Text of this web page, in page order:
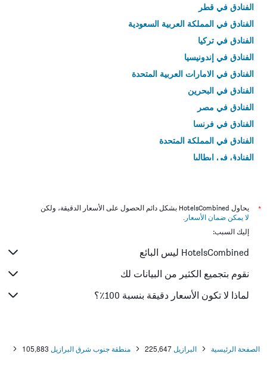
الفنادق في قطر
الفنادق في المملكة العربية السعودية
الفنادق في تركيا
الفنادق في إندونيسيا
الفنادق في الامارات العربية المتحدة
الفنادق في البحرين
الفنادق في مصر
الفنادق في فرنسا
الفنادق في المملكة المتحدة
الفنادق في إيطاليا
*
يحاول HotelsCombined بشكل دائم الحصول على الأسعار الدقيقة، ولكن
لا يمكن ضمان الأسعار .
إليك السبب:
HotelsCombined ليس البائع
نقوم بتجميع الكثير من البيانات لك
لماذا لا تكون الأسعار دقيقة بنسبة 100٪؟
الصفحة الرئيسية البرازيل 225,647 منطقة جنوب شرق البرازيل 105,883